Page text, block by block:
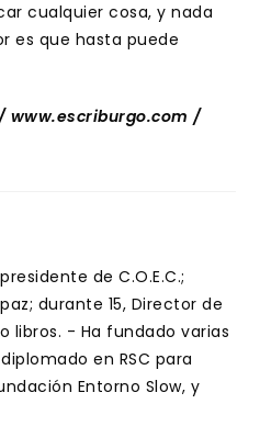
cualquier cosa, y nada
es que hasta puede
www.escriburgo.com /
de C.O.E.C.;
durante 15, Director de
libros. - Ha fundado varias
en RSC para
Entorno Slow, y